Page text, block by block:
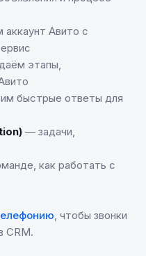
Авито с
этапы,
быстрые ответы для
— задачи,
как работать с
, чтобы звонки
CRM.